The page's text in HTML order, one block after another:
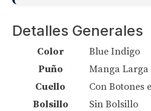
Detalles Generales
Color
Blue Indigo
Puño
Manga Larga
Cuello
Con Botones
Bolsillo
Sin Bolsillo